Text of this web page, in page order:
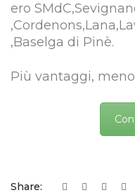
ero
,Baselga di Pinè.
Più vantaggi,
Share: